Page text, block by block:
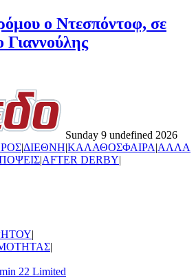
ο Ντεσπόντοφ, σε
Γιαννούλης
Sunday 9 undefined 2026
|ΔΙΕΘΝΗ|ΚΑΛΑΘΟΣΦΑΙΡΑ|ΑΛΛΑ
|AFTER DERBY|
|
|
22 Limited